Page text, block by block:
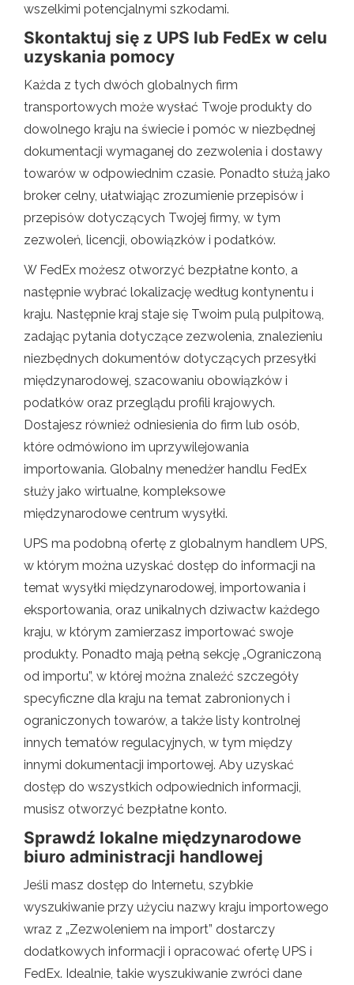
wszelkimi potencjalnymi szkodami.
Skontaktuj się z UPS lub FedEx w celu
uzyskania pomocy
Każda z tych dwóch globalnych firm
transportowych może wysłać Twoje produkty do
dowolnego kraju na świecie i pomóc w niezbędnej
dokumentacji wymaganej do zezwolenia i dostawy
towarów w odpowiednim czasie. Ponadto służą jako
broker celny, ułatwiając zrozumienie przepisów i
przepisów dotyczących Twojej firmy, w tym
zezwoleń, licencji, obowiązków i podatków.
W FedEx możesz otworzyć bezpłatne konto, a
następnie wybrać lokalizację według kontynentu i
kraju. Następnie kraj staje się Twoim pulą pulpitową,
zadając pytania dotyczące zezwolenia, znalezieniu
niezbędnych dokumentów dotyczących przesyłki
międzynarodowej, szacowaniu obowiązków i
podatków oraz przeglądu profili krajowych.
Dostajesz również odniesienia do firm lub osób,
które odmówiono im uprzywilejowania
importowania. Globalny menedżer handlu FedEx
służy jako wirtualne, kompleksowe
międzynarodowe centrum wysyłki.
UPS ma podobną ofertę z globalnym handlem UPS,
w którym można uzyskać dostęp do informacji na
temat wysyłki międzynarodowej, importowania i
eksportowania, oraz unikalnych dziwactw każdego
kraju, w którym zamierzasz importować swoje
produkty. Ponadto mają pełną sekcję „Ograniczoną
od importu”, w której można znaleźć szczegóły
specyficzne dla kraju na temat zabronionych i
ograniczonych towarów, a także listy kontrolnej
innych tematów regulacyjnych, w tym między
innymi dokumentacji importowej. Aby uzyskać
dostęp do wszystkich odpowiednich informacji,
musisz otworzyć bezpłatne konto.
Sprawdź lokalne międzynarodowe
biuro administracji handlowej
Jeśli masz dostęp do Internetu, szybkie
wyszukiwanie przy użyciu nazwy kraju importowego
wraz z „Zezwoleniem na import” dostarczy
dodatkowych informacji i opracować ofertę UPS i
FedEx. Idealnie, takie wyszukiwanie zwróci dane